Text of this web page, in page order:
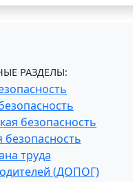
РАЗДЕЛЫ:
безопасность
труда
(ДОПОГ)